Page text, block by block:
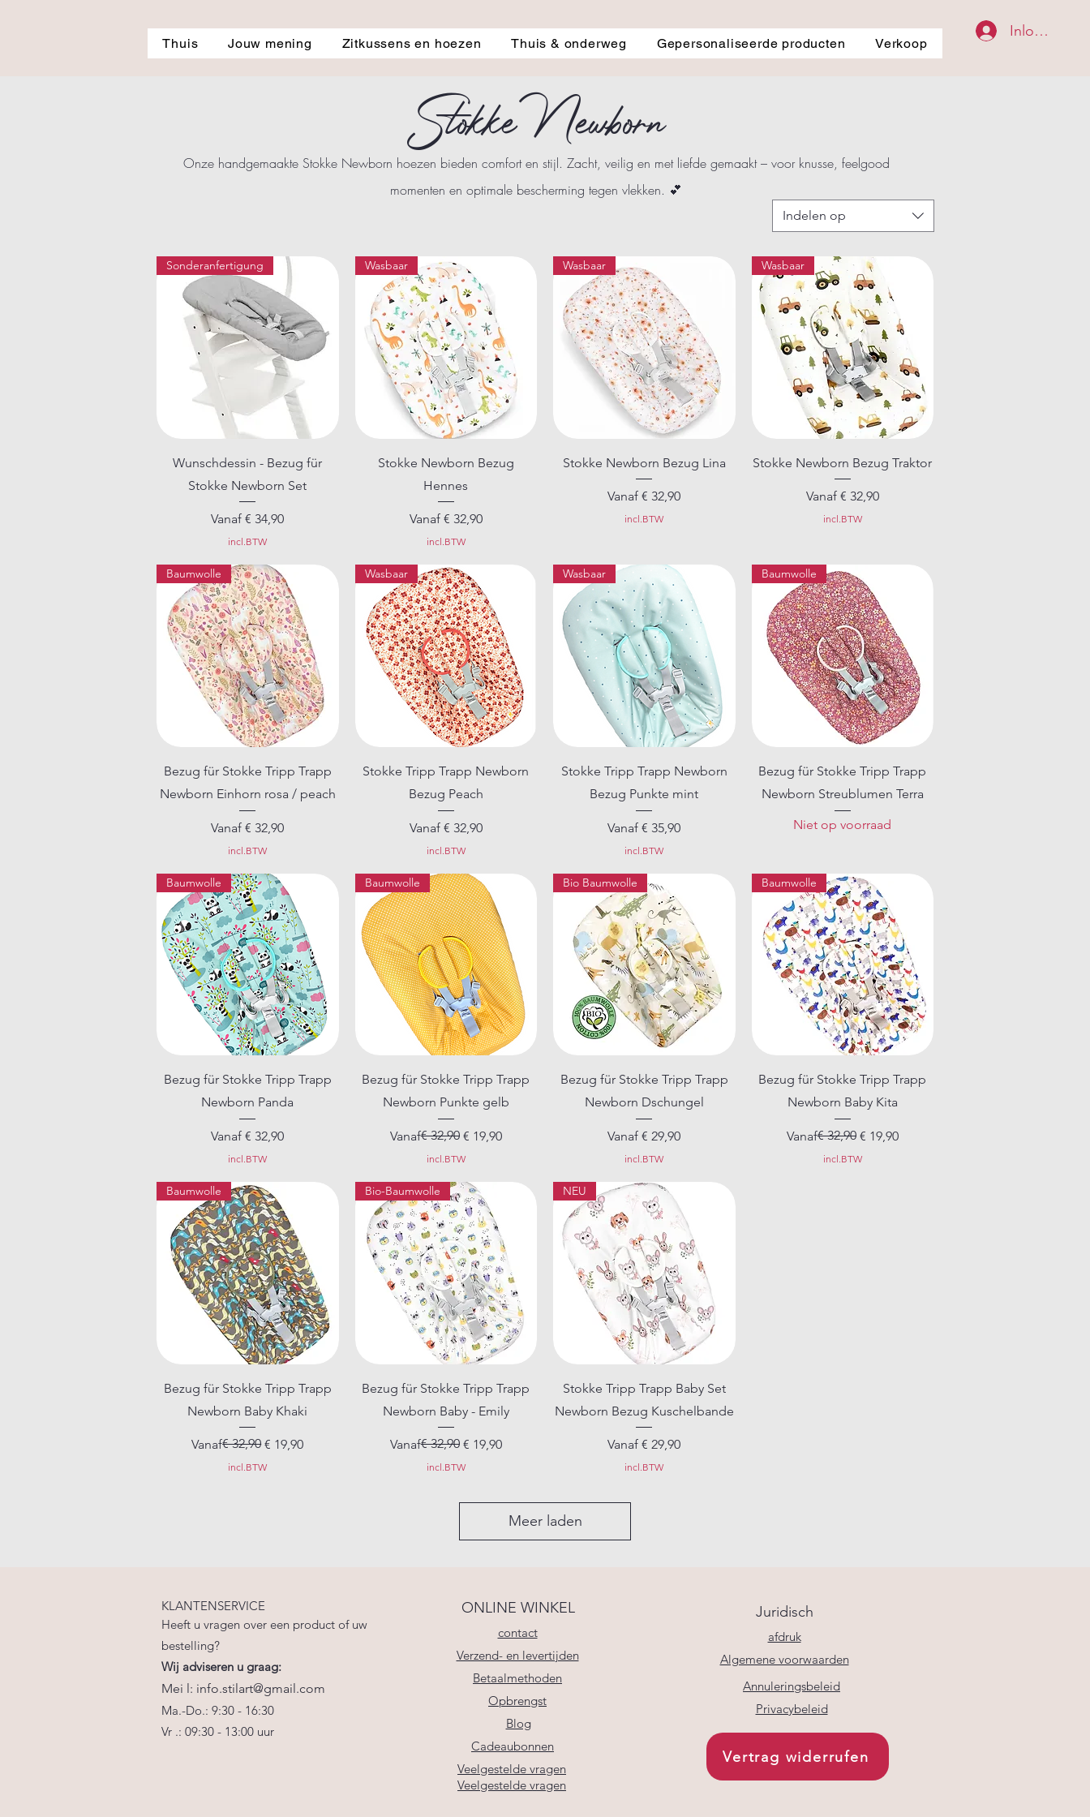
Thuis Jouw mening Zitkussens en hoezen Thuis & onderweg Gepersonaliseerde producten Verkoop
Inloggen
Stokke Newborn
Onze handgemaakte Stokke Newborn hoezen bieden comfort en stijl. Zacht, veilig en met liefde gemaakt – voor knusse, feelgood
momenten en optimale bescherming tegen vlekken. 💕
Indelen op
Snel overzicht
Sonderanfertigung
Wunschdessin - Bezug für
Stokke Newborn Set
Vanaf€ 34,90
Verkoopprijs
incl.BTW
Snel overzicht
Wasbaar
Stokke Newborn Bezug
Hennes
Vanaf € 32,90
Verkoopprijs
incl.BTW
Snel overzicht
Wasbaar
Stokke Newborn Bezug Lina
Vanaf€ 32,90
Verkoopprijs
incl.BTW
Snel overzicht
Wasbaar
Stokke Newborn Bezug Traktor
Vanaf € 32,90
Verkoopprijs
incl.BTW
Snel overzicht
Baumwolle
Bezug für Stokke Tripp Trapp
Newborn Einhorn rosa / peach
Vanaf€ 32,90
Verkoopprijs
incl.BTW
Snel overzicht
Wasbaar
Stokke Tripp Trapp Newborn
Bezug Peach
Vanaf € 32,90
Verkoopprijs
incl.BTW
Snel overzicht
Wasbaar
Stokke Tripp Trapp Newborn
Bezug Punkte mint
Vanaf€ 35,90
Verkoopprijs
incl.BTW
Snel overzicht
Baumwolle
Bezug für Stokke Tripp Trapp
Newborn Streublumen Terra
Niet op voorraad
Snel overzicht
Baumwolle
Bezug für Stokke Tripp Trapp
Newborn Panda
Vanaf€ 32,90
Verkoopprijs
incl.BTW
Snel overzicht
Baumwolle
Bezug für Stokke Tripp Trapp
Newborn Punkte gelb
Vanaf
Normale prijs
€ 32,90 € 19,90
Verkoopprijs
incl.BTW
Snel overzicht
Bio Baumwolle
Bezug für Stokke Tripp Trapp
Newborn Dschungel
Vanaf€ 29,90
Verkoopprijs
incl.BTW
Snel overzicht
Baumwolle
Bezug für Stokke Tripp Trapp
Newborn Baby Kita
Vanaf
Normale prijs
€ 32,90 € 19,90
Verkoopprijs
incl.BTW
Snel overzicht
Baumwolle
Bezug für Stokke Tripp Trapp
Newborn Baby Khaki
Vanaf
Normale prijs
€ 32,90 € 19,90
Verkoopprijs
incl.BTW
Snel overzicht
Bio-Baumwolle
Bezug für Stokke Tripp Trapp
Newborn Baby - Emily
Vanaf
Normale prijs
€ 32,90 € 19,90
Verkoopprijs
incl.BTW
Snel overzicht
NEU
Stokke Tripp Trapp Baby Set
Newborn Bezug Kuschelbande
Vanaf€ 29,90
Verkoopprijs
incl.BTW
Meer laden
KLANTENSERVICE
Heeft u vragen over een product of uw
bestelling?
Wij adviseren u graag:
Mei l: info.stilart@gmail.com
Ma.-Do.: 9:30 - 16:30
Vr .: 09:30 - 13:00 uur
ONLINE WINKEL
contact
Verzend- en levertijden
Betaalmethoden
Opbrengst
Blog
Cadeaubonnen
Veelgestelde vragen
Veelgestelde vragen
Juridisch
afdruk
Algemene voorwaarden
Annuleringsbeleid
Privacybeleid
Vertrag widerrufen